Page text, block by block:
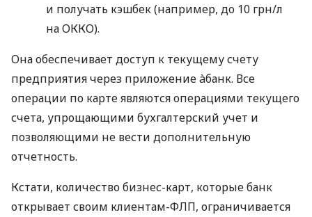
и получать кэшбек (например, до 10 грн/л
на ОККО).
Она обеспечивает доступ к текущему счету
предприятия через приложение àбанк. Все
операции по карте являются операциями текущего
счета, упрощающими бухгалтерский учет и
позволяющими не вести дополнительную
отчетность.
Кстати, количество бизнес-карт, которые банк
открывает своим клиентам-ФЛП, ограничивается